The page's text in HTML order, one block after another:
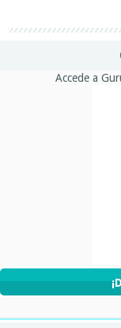
Accede a